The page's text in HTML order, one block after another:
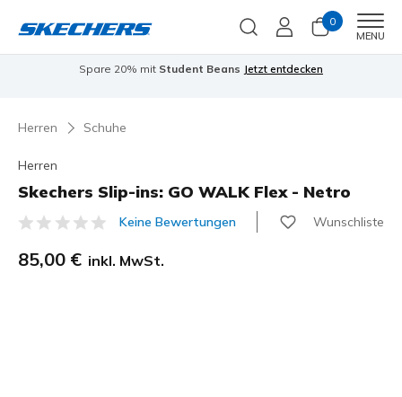
0
MENU
Spare 20% mit Student Beans Jetzt entdecken
Herren Schuhe
Herren
Skechers Slip-ins: GO WALK Flex - Netro
3,9 von 5 Kundenbewertungen
Keine Bewertungen Wunschliste
85,00 € inkl. MwSt.